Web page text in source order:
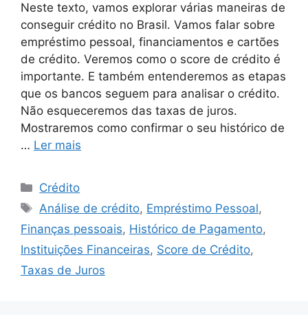
Neste texto, vamos explorar várias maneiras de
conseguir crédito no Brasil. Vamos falar sobre
empréstimo pessoal, financiamentos e cartões
de crédito. Veremos como o score de crédito é
importante. E também entenderemos as etapas
que os bancos seguem para analisar o crédito.
Não esqueceremos das taxas de juros.
Mostraremos como confirmar o seu histórico de
… Ler mais
Categorias
Crédito
Tags
Análise de crédito, Empréstimo Pessoal,
Finanças pessoais, Histórico de Pagamento,
Instituições Financeiras, Score de Crédito,
Taxas de Juros